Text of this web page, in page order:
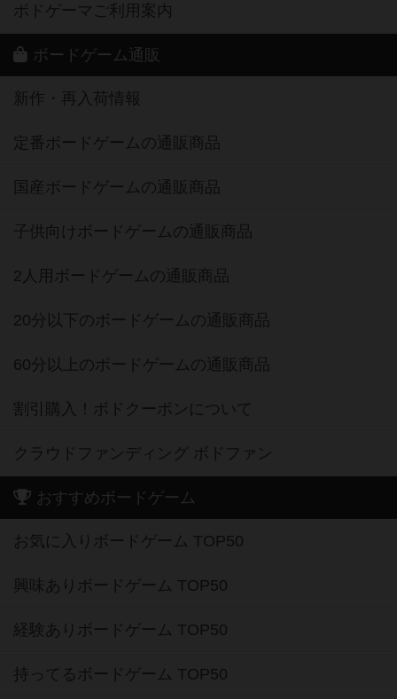
ボドゲーマご利用案内
ボードゲーム通販
新作・再入荷情報
定番ボードゲームの通販商品
国産ボードゲームの通販商品
子供向けボードゲームの通販商品
2人用ボードゲームの通販商品
20分以下のボードゲームの通販商品
60分以上のボードゲームの通販商品
割引購入！ボドクーポンについて
クラウドファンディング ボドファン
おすすめボードゲーム
お気に入りボードゲーム TOP50
興味ありボードゲーム TOP50
経験ありボードゲーム TOP50
持ってるボードゲーム TOP50